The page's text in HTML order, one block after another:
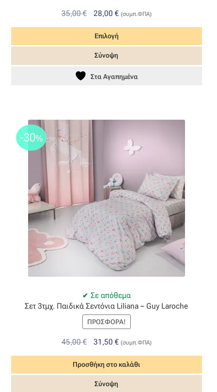
35,00€
Original
was:
35,00 €.
28,00 €Η
τιμή
είναι:
(συμπ.ΦΠΑ)
Επιλογή
το
επιλογές
μπορούν
σελίδα
προϊόντος
Σύνοψη
Στα Αγαπημένα
Σε απόθεμα
-30%
Σετ 3τμχ. Παιδικά Σεντόνια Liliana – Guy Laroche
ΠΡΟΣΦΟΡΆ!
45,00€
Original
price
was:
45,00 €.
31,50 €Η
τρέχουσα
τιμή
είναι:
(συμπ.ΦΠΑ)
Προσθήκη στο καλάθι
Σύνοψη